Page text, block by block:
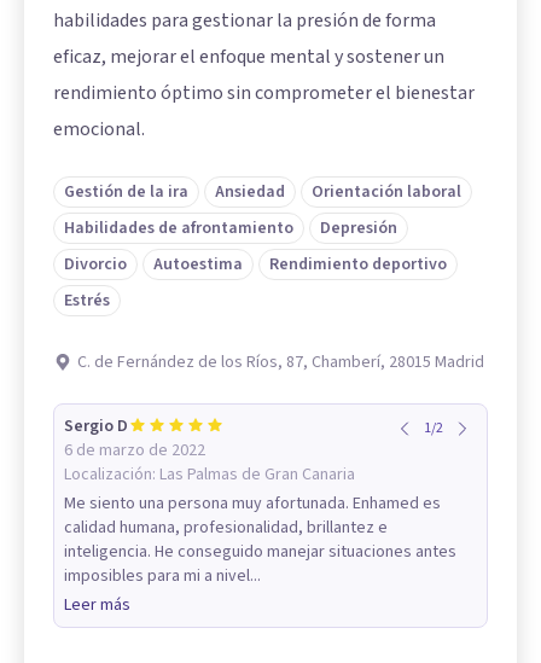
habilidades para gestionar la presión de forma
eficaz, mejorar el enfoque mental y sostener un
rendimiento óptimo sin comprometer el bienestar
emocional.
Gestión de la ira Ansiedad
Orientación laboral
Habilidades de afrontamiento
Depresión
Divorcio
Autoestima
Rendimiento deportivo
Estrés
C. de Fernández de los Ríos, 87, Chamberí, 28015 Madrid
Sergio D
6 de marzo de 2022
Localización: Las Palmas de Gran Canaria
1/2
Me siento una persona muy afortunada. Enhamed es
calidad humana, profesionalidad, brillantez e
inteligencia. He conseguido manejar situaciones antes
imposibles para mi a nivel...
Leer más